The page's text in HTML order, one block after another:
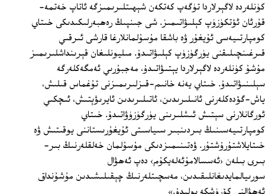
كۈنلەردە لاگېرلاردا تۈگەپ كەتكەن شېھىتلىرىمىزگە ئاتاپ خەتمە-
قۇرئان ئۆتكۈزۈپ كېلىۋاتىمىز. شى جىنپىڭ رەھبەرلىكىدىكى خىتاي
كومپارتىيەسى ئۇيغۇر ۋە باشقا مۇسۇلمانلارغا قارشى ئىرقىي
قىرغىنچىلىقنى يۈرگۈزۈپ كېلىۋاتىدۇ. مىليونلىغان قېرىنداشلىرىمىز
مۇشۇ كۈنلەردە لاگېرلاردا يېتىۋاتىدۇ، مەجبۇرىي ئەمگەكلەرگە
سېلىنىۋاتىدۇ. خىتاي يەنە خانىم-قىزلىرىمىزنى تۇغماس قىلىش،
ياش-گۆدەكلەرنى ئانىلىرىدىن، ئاتىلىرىدىن ئايرىۋېتىش، ئىچكىي
ئورگانلارنى سېتىش ئىشلىرىنى يۈرگۈزۈۋاتىدۇ. خىتاي
كومپارتىيەسىنىڭ بىردىنبىر سىياسىتى ئۇيغۇرىستاننى يوقىتىش ۋە
خىتايلاشتۇرۇشتۇر. ۋەتىنىمىزدىكى مۇسۇلمان خەلقلەرنىڭ بىر-
بىرى بىلەن ‹ئەسسالامۇئەلەيكۇم› دەپ ئەھۋال
سورىيالمايدىغانلىقىدىن، مەسچىتلەرنىڭ چېقىلىشىدىن مۇشۇنداق